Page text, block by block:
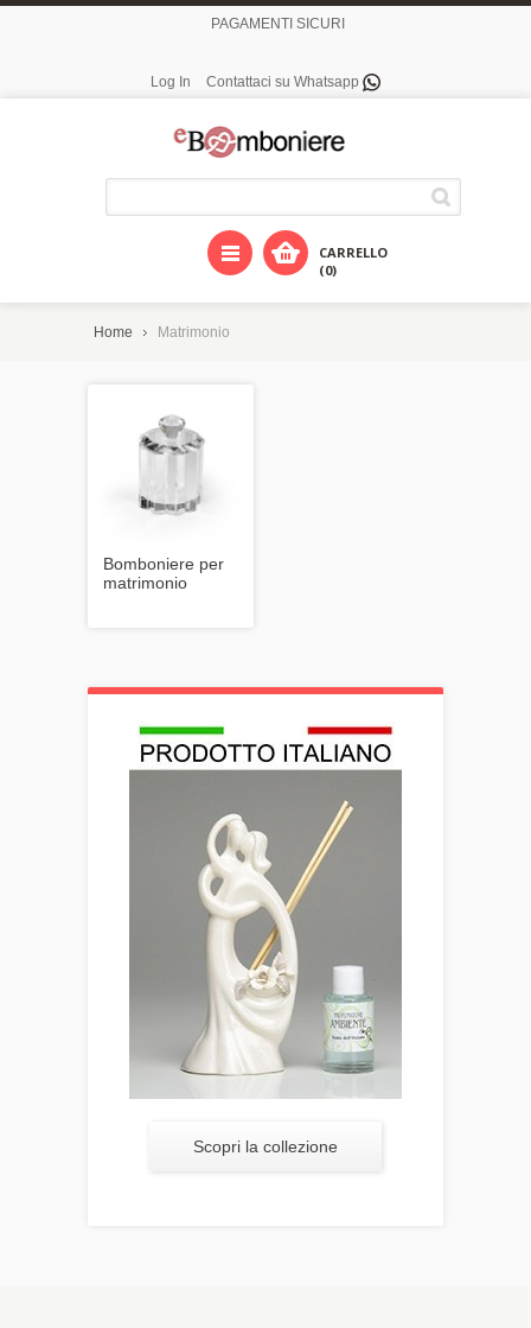
PAGAMENTI SICURI
Log In Contattaci su Whatsapp
CARRELLO
(0)
Home Matrimonio
Bomboniere per
matrimonio
Scopri la collezione